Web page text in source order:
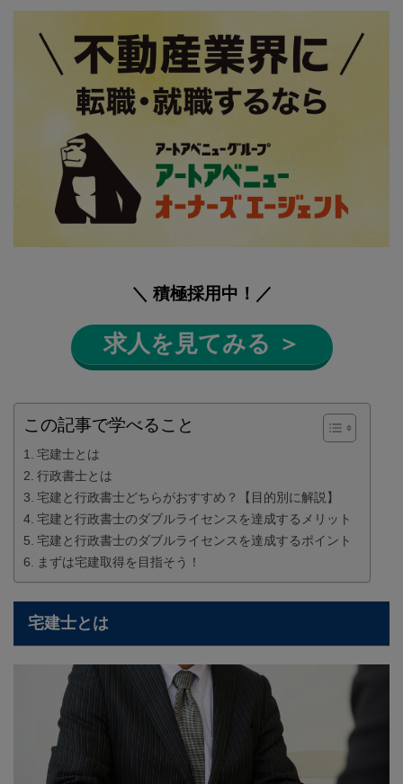
＼ 積極採用中！／
求人を見てみる ＞
この記事で学べること
宅建士とは
行政書士とは
宅建と行政書士どちらがおすすめ？【目的別に解説】
宅建と行政書士のダブルライセンスを達成するメリット
宅建と行政書士のダブルライセンスを達成するポイント
まずは宅建取得を目指そう！
宅建士とは